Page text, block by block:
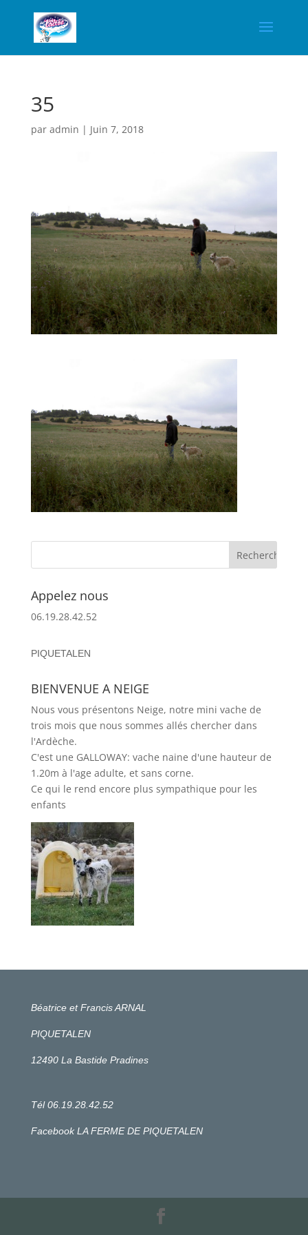
35
par admin | Juin 7, 2018
Appelez nous
06.19.28.42.52
PIQUETALEN
BIENVENUE A NEIGE
Nous vous présentons Neige, notre mini vache de
trois mois que nous sommes allés chercher dans
l'Ardèche.
C'est une GALLOWAY: vache naine d'une hauteur de
1.20m à l'age adulte, et sans corne.
Ce qui le rend encore plus sympathique pour les
enfants
Béatrice et Francis ARNAL
PIQUETALEN
12490 La Bastide Pradines
Tél 06.19.28.42.52
Facebook LA FERME DE PIQUETALEN